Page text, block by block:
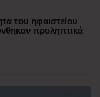
του ηφαιστείου
προληπτικά